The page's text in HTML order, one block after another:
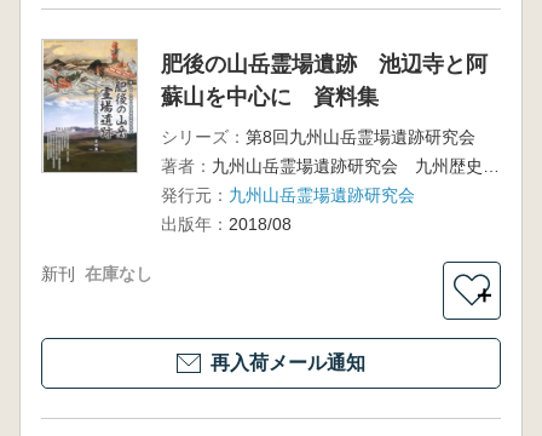
肥後の山岳霊場遺跡 池辺寺と阿
蘇山を中心に 資料集
シリーズ： 第8回九州山岳霊場遺跡研究会
著者：
発行元： 九州山岳霊場遺跡研究会
出版年： 2018/08
新刊 在庫なし
＋
再入荷メール通知